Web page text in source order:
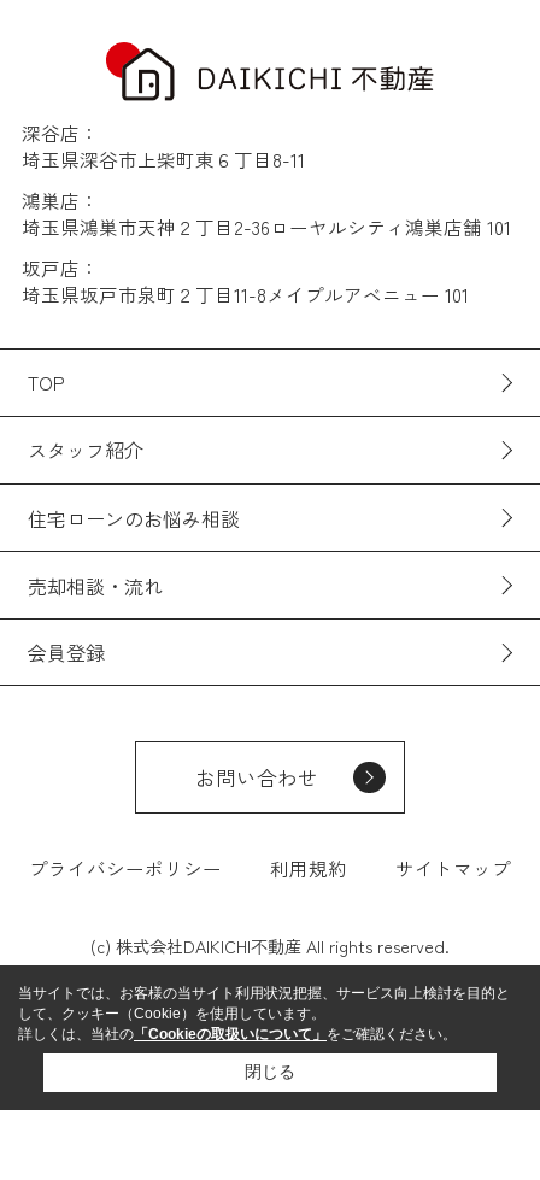
深谷店：
埼玉県深谷市上柴町東６丁目8-11
鴻巣店：
埼玉県鴻巣市天神２丁目2-36ローヤルシティ鴻巣店舗 101
坂戸店：
埼玉県坂戸市泉町２丁目11-8メイプルアベニュー 101
TOP
スタッフ紹介
住宅ローンのお悩み相談
売却相談・流れ
会員登録
お問い合わせ
プライバシーポリシー 利用規約 サイトマップ
(c) 株式会社DAIKICHI不動産 All rights reserved.
当サイトでは、お客様の当サイト利用状況把握、サービス向上検討を目的と
して、クッキー（Cookie）を使用しています。
詳しくは、当社の 「Cookieの取扱いについて」 をご確認ください。
閉じる